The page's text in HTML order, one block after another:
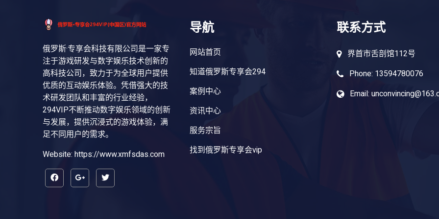
俄罗斯·专享会科技有限公司是一家专
注于游戏研发与数字娱乐技术创新的
高科技公司，致力于为全球用户提供
优质的互动娱乐体验。凭借强大的技
术研发团队和丰富的行业经验，
294VIP不断推动数字娱乐领域的创新
与发展，提供沉浸式的游戏体验，满
足不同用户的需求。
Website: https://www.xmfsdas.com
导航
网站首页
知道俄罗斯专享会294
案例中心
资讯中心
服务宗旨
找到俄罗斯专享会vip
联系方式
界首市舌剖馆112号
Phone: 13594780076
Email: